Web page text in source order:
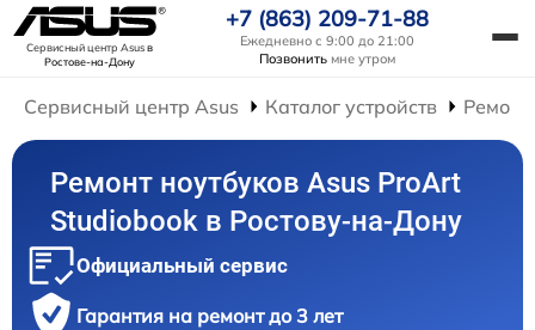
Сервисный центр Asusв
Ростове-на-Дону
+7 (863) 209-71-88
Ежедневно с 9:00 до 21:00
Позвонить мне утром
Сервисный центр Asus Каталог устройств
Ремонт ноутбуков Asus ProArt
Studiobook в Ростову-на-Дону
Официальный сервис
Гарантия на ремонт до 3 лет